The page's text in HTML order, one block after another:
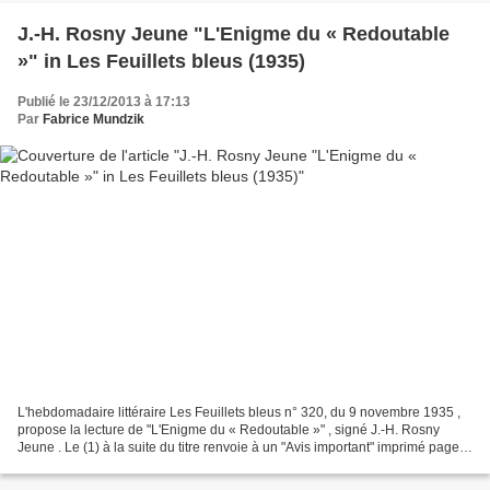
J.-H. Rosny Jeune "L'Enigme du « Redoutable
»" in Les Feuillets bleus (1935)
Publié le 23/12/2013 à 17:13
Par Fabrice Mundzik
L'hebdomadaire littéraire Les Feuillets bleus n° 320, du 9 novembre 1935 ,
propose la lecture de "L'Enigme du « Redoutable »" , signé J.-H. Rosny
Jeune . Le (1) à la suite du titre renvoie à un "Avis important" imprimé page